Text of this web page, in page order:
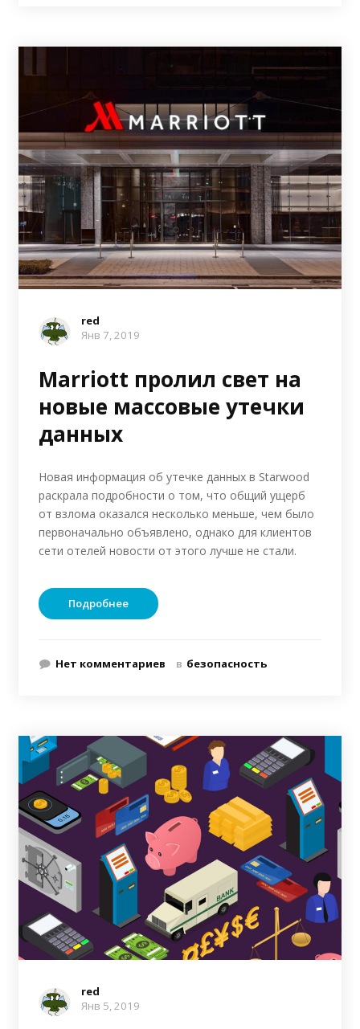
red
Янв 7, 2019
Marriott пролил свет на
новые массовые утечки
данных
Новая информация об утечке данных в Starwood
раскрала подробности о том, что общий ущерб
от взлома оказался несколько меньше, чем было
первоначально объявлено, однако для клиентов
сети отелей новости от этого лучше не стали.
Подробнее
Нет комментариев в безопасность
red
Янв 5, 2019